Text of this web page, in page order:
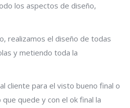
los aspectos de diseño,
realizamos el diseño de todas
y metiendo toda la
cliente para el visto bueno final o
quede y con el ok final la